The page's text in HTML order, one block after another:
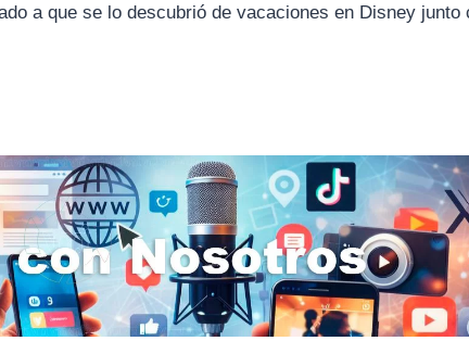
a que se lo descubrió de vacaciones en Disney junto